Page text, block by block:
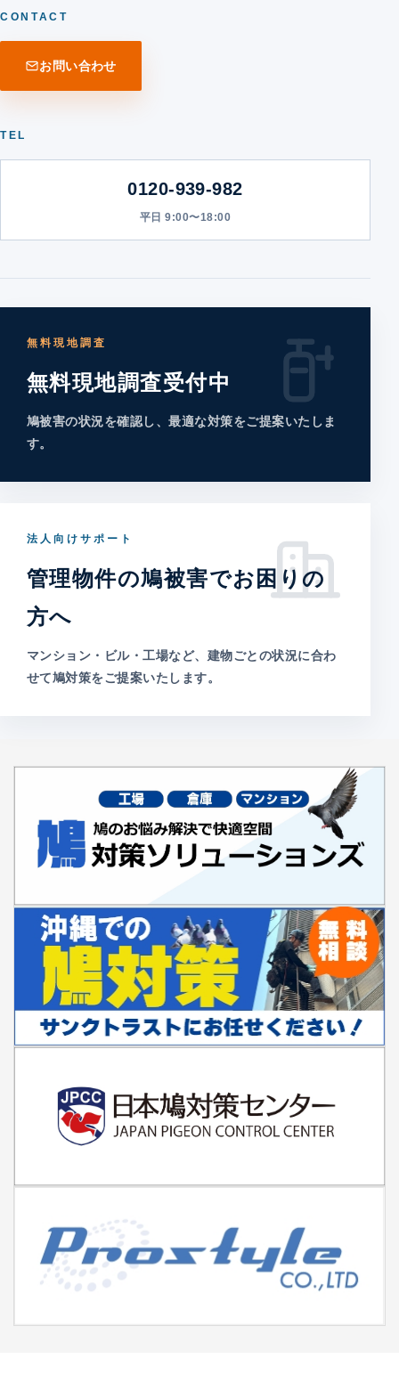
CONTACT
お問い合わせ
TEL
0120-939-982
平日 9:00〜18:00
無料現地調査
無料現地調査受付中
鳩被害の状況を確認し、最適な対策をご提案いたしま
す。
法人向けサポート
管理物件の鳩被害でお困りの
方へ
マンション・ビル・工場など、建物ごとの状況に合わ
せて鳩対策をご提案いたします。